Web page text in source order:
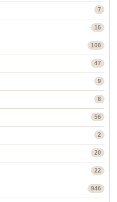
7
16
100
47
9
8
56
2
20
22
946